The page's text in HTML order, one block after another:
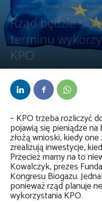
Aktualności Biogaz OZE
Rząd będzie się
terminu
KPO
Przez Daria Lisiecka-
– KPO trzeba rozliczyć
pojawią się pieniądze
złożą wnioski, kiedy
zrealizują inwestycje,
Przecież mamy na to
Kowalczyk, prezes
Kongresu Biogazu.
ponieważ rząd planuje
wykorzystania KPO.